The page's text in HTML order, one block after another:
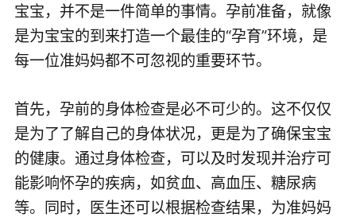
宝宝，并不是一件简单的事情。孕前准备，就像
是为宝宝的到来打造一个最佳的“孕育”环境，是
每一位准妈妈都不可忽视的重要环节。
首先，孕前的身体检查是必不可少的。这不仅仅
是为了了解自己的身体状况，更是为了确保宝宝
的健康。通过身体检查，可以及时发现并治疗可
能影响怀孕的疾病，如贫血、高血压、糖尿病
等。同时，医生还可以根据检查结果，为准妈妈